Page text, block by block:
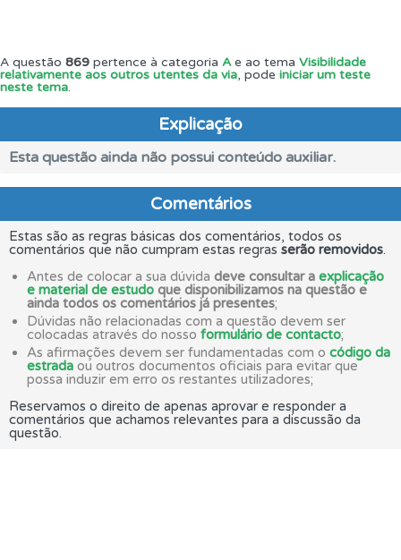
A questão 869 pertence à categoria Ae ao tema Visibilidade
relativamente aos outros utentes da via, pode iniciar um teste
neste tema.
Explicação
Esta questão ainda não possui conteúdo auxiliar.
Comentários
Estas são as regras básicas dos comentários, todos os
comentários que não cumpram estas regras serão removidos.
Antes de colocar a sua dúvida deve consultar a explicação
e material de estudo que disponibilizamos na questão e
ainda todos os comentários já presentes;
Dúvidas não relacionadas com a questão devem ser
colocadas através do nosso formulário de contacto;
As afirmações devem ser fundamentadas com o código da
estrada ou outros documentos oficiais para evitar que
possa induzir em erro os restantes utilizadores;
Reservamos o direito de apenas aprovar e responder a
comentários que achamos relevantes para a discussão da
questão.